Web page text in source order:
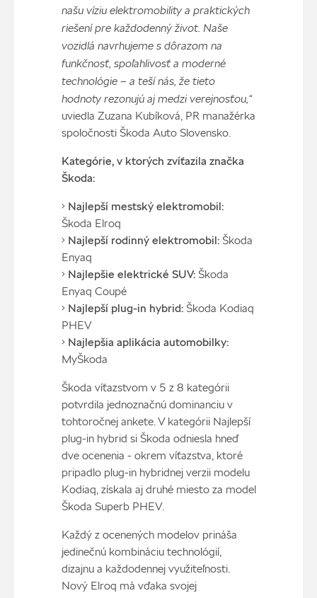
našu víziu elektromobility a praktických
riešení pre každodenný život. Naše
vozidlá navrhujeme s dôrazom na
funkčnosť, spoľahlivosť a moderné
technológie – a teší nás, že tieto
hodnoty rezonujú aj medzi verejnosťou,“
uviedla Zuzana Kubíková, PR manažérka
spoločnosti Škoda Auto Slovensko.
Kategórie, v ktorých zvíťazila značka
Škoda:
• Najlepší mestský elektromobil:
Škoda Elroq
• Najlepší rodinný elektromobil:Škoda
Enyaq
• Najlepšie elektrické SUV:Škoda
Enyaq Coupé
• Najlepší plug-in hybrid:Škoda Kodiaq
PHEV
• Najlepšia aplikácia automobilky:
MyŠkoda
Škoda víťazstvom v 5 z 8 kategórii
potvrdila jednoznačnú dominanciu v
tohtoročnej ankete. V kategórii Najlepší
plug-in hybrid si Škoda odniesla hneď
dve ocenenia - okrem víťazstva, ktoré
pripadlo plug-in hybridnej verzii modelu
Kodiaq, získala aj druhé miesto za model
Škoda Superb PHEV.
Každý z ocenených modelov prináša
jedinečnú kombináciu technológií,
dizajnu a každodennej využiteľnosti.
Nový Elroq má vďaka svojej